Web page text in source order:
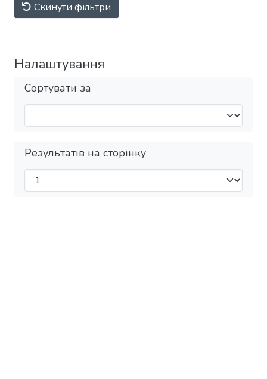
Скинути фільтри
Налаштування
Сортувати за
Результатів на сторінку